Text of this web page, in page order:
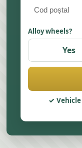
Alloy wheels?
Yes